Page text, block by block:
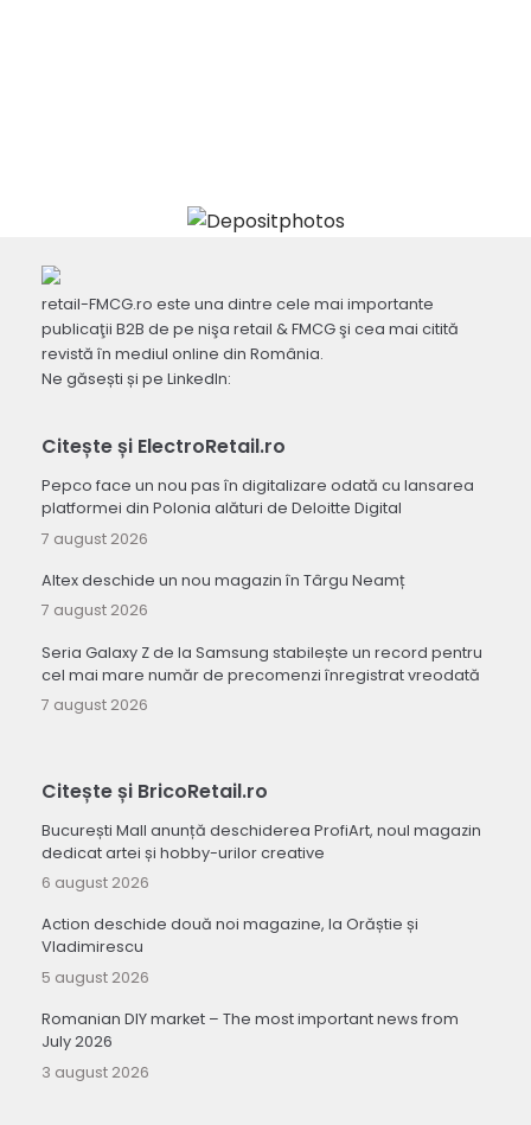
retail-FMCG.ro este una dintre cele mai importante
publicaţii B2B de pe nişa retail & FMCG şi cea mai citită
revistă în mediul online din România.
Ne găsești și pe LinkedIn:
Citește și ElectroRetail.ro
Pepco face un nou pas în digitalizare odată cu lansarea
platformei din Polonia alături de Deloitte Digital
7 august 2026
Altex deschide un nou magazin în Târgu Neamț
7 august 2026
Seria Galaxy Z de la Samsung stabilește un record pentru
cel mai mare număr de precomenzi înregistrat vreodată
7 august 2026
Citește și BricoRetail.ro
București Mall anunță deschiderea ProfiArt, noul magazin
dedicat artei și hobby-urilor creative
6 august 2026
Action deschide două noi magazine, la Orăștie și
Vladimirescu
5 august 2026
Romanian DIY market – The most important news from
July 2026
3 august 2026